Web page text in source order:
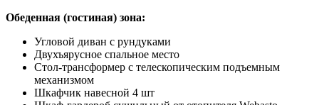
Обеденная (гостиная) зона:
Угловой диван с рундуками
Двухъярусное спальное место
Стол-трансформер с телескопическим подъемным
механизмом
Шкафчик навесной 4 шт